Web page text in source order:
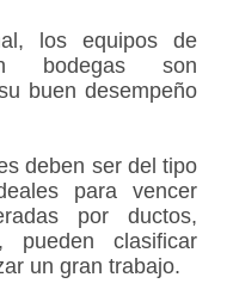
los equipos de
bodegas son
buen desempeño
deben ser del tipo
para vencer
por ductos,
pueden clasificar
un gran trabajo.